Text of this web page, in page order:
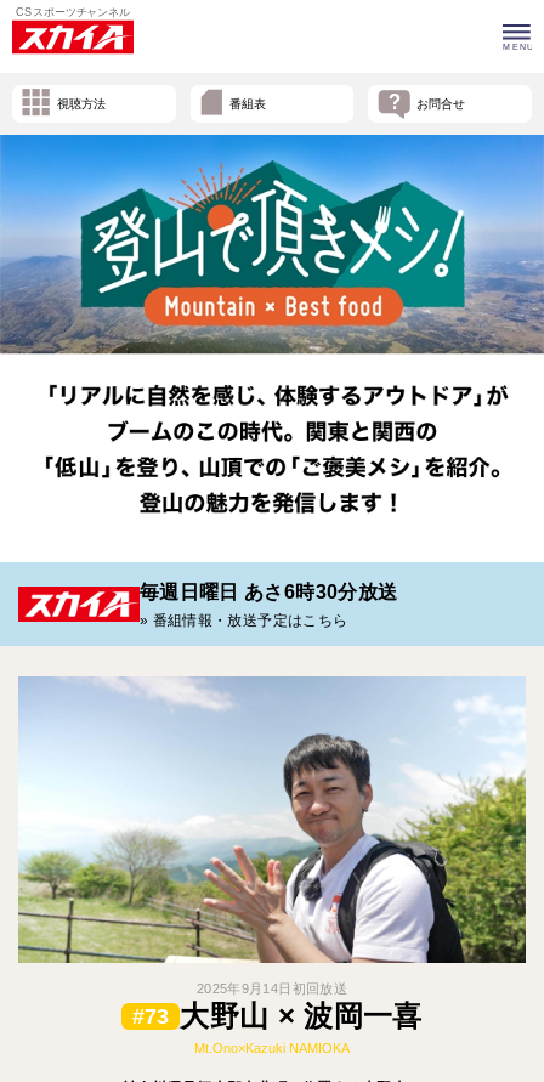
視聴方法 番組表 お問合せ
毎週日曜日 あさ6時30分放送
» 番組情報・放送予定はこちら
2025年9月14日初回放送
#73 大野山 × 波岡一喜
Mt.Ono×Kazuki NAMIOKA